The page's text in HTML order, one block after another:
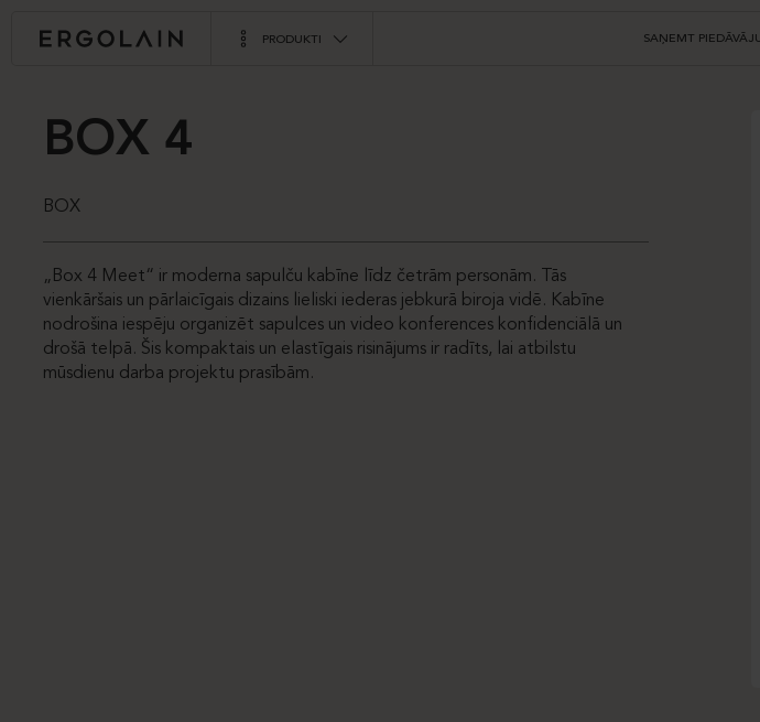
PRODUKTI SAŅEMT
BOX 4
BOX
„Box 4 Meet“ ir moderna sapulču kabīne līdz četrām personām. Tās
vienkāršais un pārlaicīgais dizains lieliski iederas jebkurā biroja vidē. Kabīne
nodrošina iespēju organizēt sapulces un video konferences konfidenciālā un
drošā telpā. Šis kompaktais un elastīgais risinājums ir radīts, lai atbilstu
mūsdienu darba projektu prasībām.